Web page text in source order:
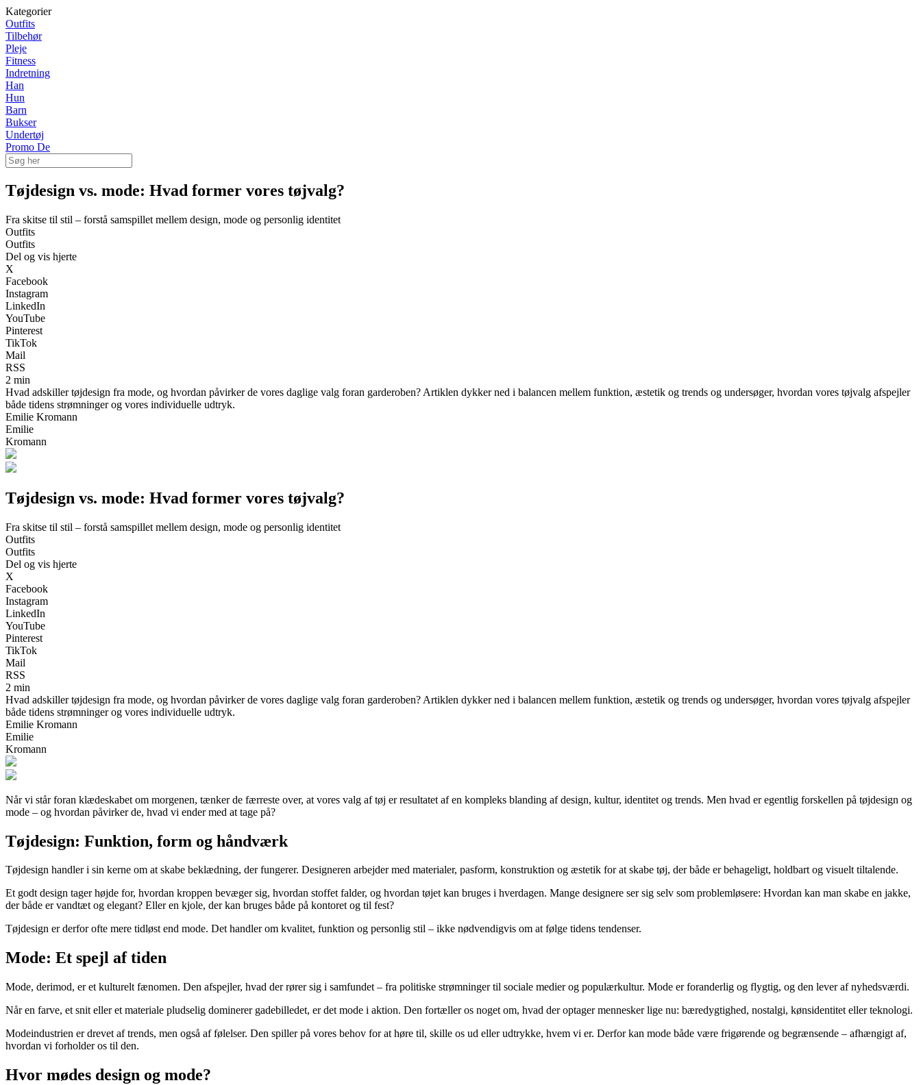
Kategorier
Outfits
Tilbehør
Pleje
Fitness
Indretning
Han
Hun
Barn
Bukser
Undertøj
Promo De
Tøjdesign vs. mode: Hvad former vores tøjvalg?
Fra skitse til stil – forstå samspillet mellem design, mode og personlig identitet
Outfits
Outfits
Del og vis hjerte
X
Facebook
Instagram
LinkedIn
YouTube
Pinterest
TikTok
Mail
RSS
2 min
Hvad adskiller tøjdesign fra mode, og hvordan påvirker de vores daglige valg foran garderoben? Artiklen dykker ned i balancen mellem funktion, æstetik og trends og undersøger, hvordan vores tøjvalg afspejler
både tidens strømninger og vores individuelle udtryk.
Emilie Kromann
Emilie
Kromann
Tøjdesign vs. mode: Hvad former vores tøjvalg?
Fra skitse til stil – forstå samspillet mellem design, mode og personlig identitet
Outfits
Outfits
Del og vis hjerte
X
Facebook
Instagram
LinkedIn
YouTube
Pinterest
TikTok
Mail
RSS
2 min
Hvad adskiller tøjdesign fra mode, og hvordan påvirker de vores daglige valg foran garderoben? Artiklen dykker ned i balancen mellem funktion, æstetik og trends og undersøger, hvordan vores tøjvalg afspejler
både tidens strømninger og vores individuelle udtryk.
Emilie Kromann
Emilie
Kromann
Når vi står foran klædeskabet om morgenen, tænker de færreste over, at vores valg af tøj er resultatet af en kompleks blanding af design, kultur, identitet og trends. Men hvad er egentlig forskellen på tøjdesign og
mode – og hvordan påvirker de, hvad vi ender med at tage på?
Tøjdesign: Funktion, form og håndværk
Tøjdesign handler i sin kerne om at skabe beklædning, der fungerer. Designeren arbejder med materialer, pasform, konstruktion og æstetik for at skabe tøj, der både er behageligt, holdbart og visuelt tiltalende.
Et godt design tager højde for, hvordan kroppen bevæger sig, hvordan stoffet falder, og hvordan tøjet kan bruges i hverdagen. Mange designere ser sig selv som problemløsere: Hvordan kan man skabe en jakke,
der både er vandtæt og elegant? Eller en kjole, der kan bruges både på kontoret og til fest?
Tøjdesign er derfor ofte mere tidløst end mode. Det handler om kvalitet, funktion og personlig stil – ikke nødvendigvis om at følge tidens tendenser.
Mode: Et spejl af tiden
Mode, derimod, er et kulturelt fænomen. Den afspejler, hvad der rører sig i samfundet – fra politiske strømninger til sociale medier og populærkultur. Mode er foranderlig og flygtig, og den lever af nyhedsværdi.
Når en farve, et snit eller et materiale pludselig dominerer gadebilledet, er det mode i aktion. Den fortæller os noget om, hvad der optager mennesker lige nu: bæredygtighed, nostalgi, kønsidentitet eller teknologi.
Modeindustrien er drevet af trends, men også af følelser. Den spiller på vores behov for at høre til, skille os ud eller udtrykke, hvem vi er. Derfor kan mode både være frigørende og begrænsende – afhængigt af,
hvordan vi forholder os til den.
Hvor mødes design og mode?